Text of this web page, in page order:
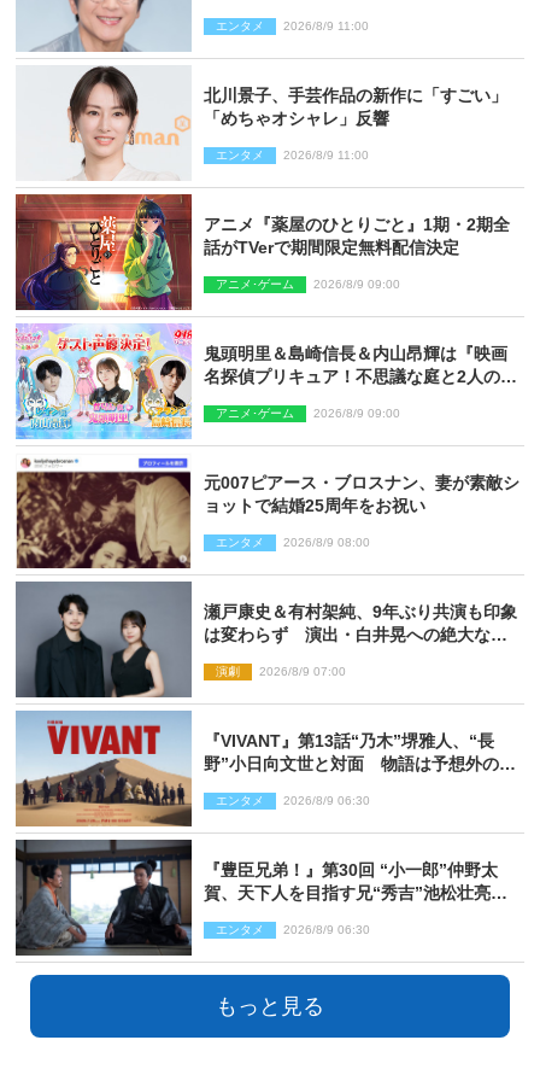
エンタメ 2026/8/9 11:00
北川景子、手芸作品の新作に「すごい」
「めちゃオシャレ」反響
エンタメ 2026/8/9 11:00
アニメ『薬屋のひとりごと』1期・2期全
話がTVerで期間限定無料配信決定
アニメ･ゲーム 2026/8/9 09:00
鬼頭明里＆島崎信長＆内山昂輝は『映画
名探偵プリキュア！不思議な庭と2人の秘
アニメ･ゲーム 2026/8/9 09:00
元007ピアース・ブロスナン、妻が素敵シ
ョットで結婚25周年をお祝い
エンタメ 2026/8/9 08:00
瀬戸康史＆有村架純、9年ぶり共演も印象
は変わらず 演出・白井晃への絶大なる
演劇 2026/8/9 07:00
『VIVANT』第13話“乃木”堺雅人、“長
野”小日向文世と対面 物語は予想外の展
エンタメ 2026/8/9 06:30
『豊臣兄弟！』第30回 “小一郎”仲野太
賀、天下人を目指す兄“秀吉”池松壮亮
エンタメ 2026/8/9 06:30
もっと見る